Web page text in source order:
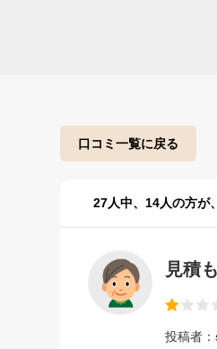
口コミ一覧に戻る
見積
投稿者
27人中、14人の方が